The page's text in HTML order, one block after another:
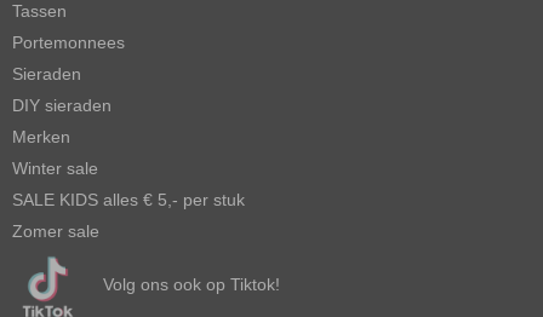
Tassen
Portemonnees
Sieraden
DIY sieraden
Merken
Winter sale
SALE KIDS alles € 5,- per stuk
Zomer sale
Volg ons ook op Tiktok!